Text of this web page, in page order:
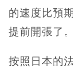
的速度比預
提前開張了。
按照日本的